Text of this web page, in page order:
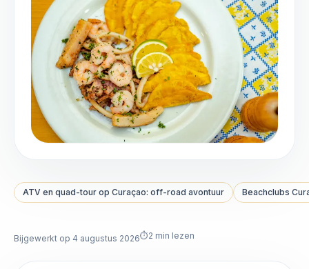
ATV en quad-tour op Curaçao: off-road avontuur Beachclubs
Bijgewerkt op 4 augustus 2026⏱2 min lezen